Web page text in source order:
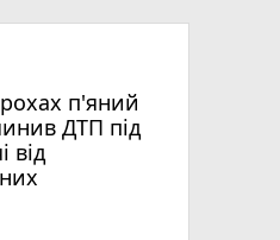
п'яний
ДТП під
від